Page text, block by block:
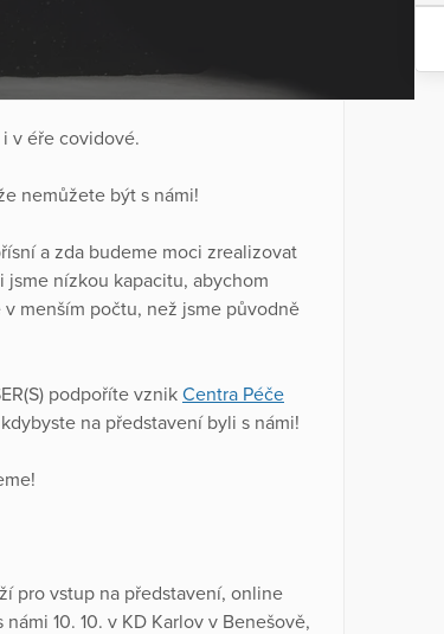
v éře covidové.
nemůžete být s námi!
a zda budeme moci zrealizovat
nízkou kapacitu, abychom
menším počtu, než jsme původně
podpoříte vznik Centra Péče
na představení byli s námi!
pro vstup na představení, online
10. 10. v KD Karlov v Benešově,